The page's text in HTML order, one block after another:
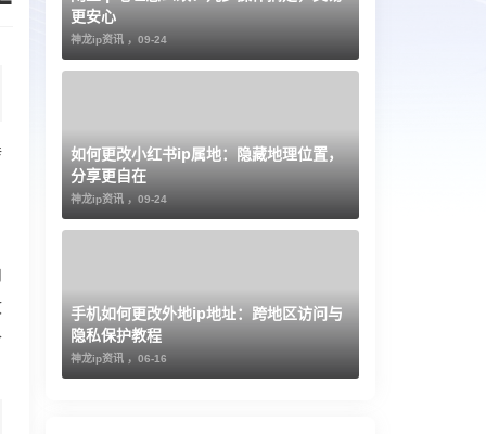
更安心
神龙ip资讯 ， 09-24
如何更改小红书ip属地：隐藏地理位置，
分享更自在
神龙ip资讯 ， 09-24
手机如何更改外地ip地址：跨地区访问与
隐私保护教程
神龙ip资讯 ， 06-16